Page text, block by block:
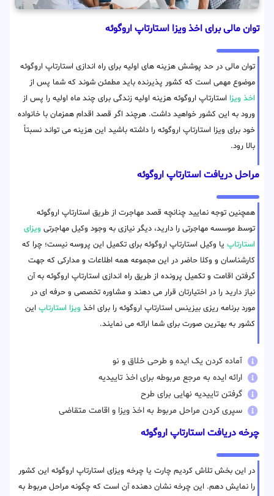
توان مالی برای اخذ ویزا استارتاپ اروگوئه
توان مالی در حد پوشش هزینه های اولیه برای راه اندازی استارتاپ اروگوئه
موضوع مهمی است که کشور پذیرنده باید مطمئن شوند که شما پس از
اخذ ویزا استارتاپ اروگوئه هزینه اولیه زندگی برای چند ماه اولیه را پس از
ورود به این کشور خواهید داشت. هرچند اگر قصد اقدام همزمان با خانواده
خود برای ویزا استارتاپ اروگوئه را داشته باشید این هزینه می تواند نسبتاً
بالا رود.
مراحل دریافت استارتاپ اروگوئه
همچنین توجه نمایید چنانچه قصد مهاجرت از طریق استارتاپ اروگوئه
توسط موسسه مهاجرتی را دارید، دیگر نیازی به وجود وکیل مهاجرتی ویزای
استارتاپ یا وکیل استارتاپ اروگوئه برای تکمیل این پروسه نیست؛ چرا که
کارشناسان و وکلا حاضر در این مجموعه همه اطلاعات و مدارکی که جهت
گرفتن اقامت و تکمیل پرونده از طریق راه اندازی استارتاپ اروگوئه به آن
نیاز دارید را در اختیارتان قرار می دهند و مشاوره تخصصی و حرفه ای در
مورد برنامه ریزی بیزینس استارتاپ اروگوئه را برای اخذ ویزا استارتاپ این
کشور به بهترین صورت برای شما ارائه می نمایند.
آماده کردن یک ایده و طرحی خلاق و نو
ارائه ایده به مرجع مربوطه برای اخذ تاییدیه
گرفتن تاییدیه نهایی برای طرح
سپری کردن مراحل مربوط به اخذ ویزا و اقامت متقاضی
چرخه دریافت استارتاپ اروگوئه
در این بخش تلاش کردیم چارت یا چرخه ویزای استارتاپ اروگوئه این کشور
را نمایش دهم. این چرخه نشان دهنده آن است که چگونه مراحل مربوط به